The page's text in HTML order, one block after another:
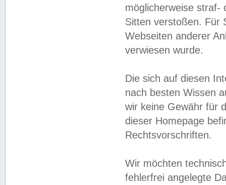
möglicherweise straf-
Sitten verstoßen. Für
Webseiten anderer
verwiesen wurde.
Die sich auf diesen
nach besten Wissen
wir keine Gewähr für
dieser Homepage
Rechtsvorschriften.
Wir möchten
fehlerfrei angelegte